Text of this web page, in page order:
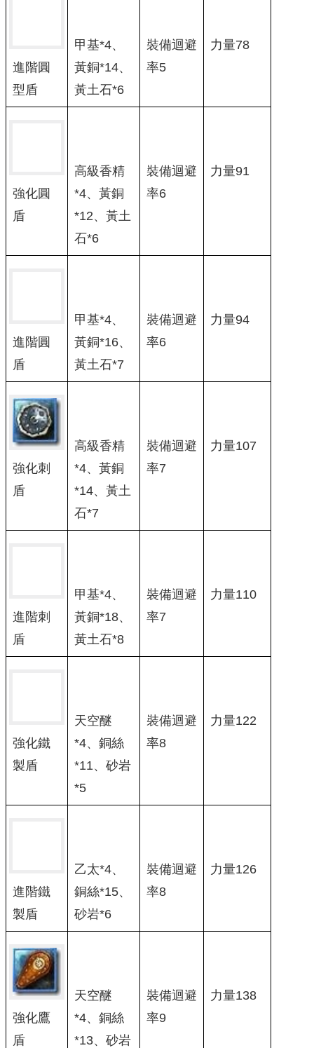
進階圓
型盾
甲基*4、
黃銅*14、
黃土石*6
裝備迴避
率5
力量78
強化圓
盾
高級香精
*4、黃銅
*12、黃土
石*6
裝備迴避
率6
力量91
進階圓
盾
甲基*4、
黃銅*16、
黃土石*7
裝備迴避
率6
力量94
強化刺
盾
高級香精
*4、黃銅
*14、黃土
石*7
裝備迴避
率7
力量107
進階刺
盾
甲基*4、
黃銅*18、
黃土石*8
裝備迴避
率7
力量110
強化鐵
製盾
天空醚
*4、銅絲
*11、砂岩
*5
裝備迴避
率8
力量122
進階鐵
製盾
乙太*4、
銅絲*15、
砂岩*6
裝備迴避
率8
力量126
強化鷹
盾
天空醚
*4、銅絲
*13、砂岩
裝備迴避
率9
力量138